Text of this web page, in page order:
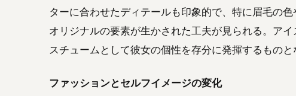
ターに合わせたディテールも印象的で、特に眉毛の
オリジナルの要素が生かされた工夫が見られる。ア
スチュームとして彼女の個性を存分に発揮するものと
ファッションとセルフイメージの変化